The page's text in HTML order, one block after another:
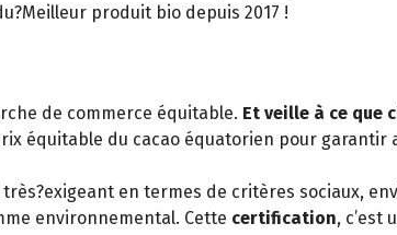
produit bio depuis 2017 !
de commerce équitable. Et veille à ce que
équitable du cacao équatorien pour
en termes de critères sociaux,
environnemental. Cette certification, c’est